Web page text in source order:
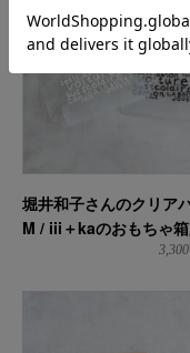
堀井和子さんのクリア
M / iii＋kaのおもちゃ
3,300